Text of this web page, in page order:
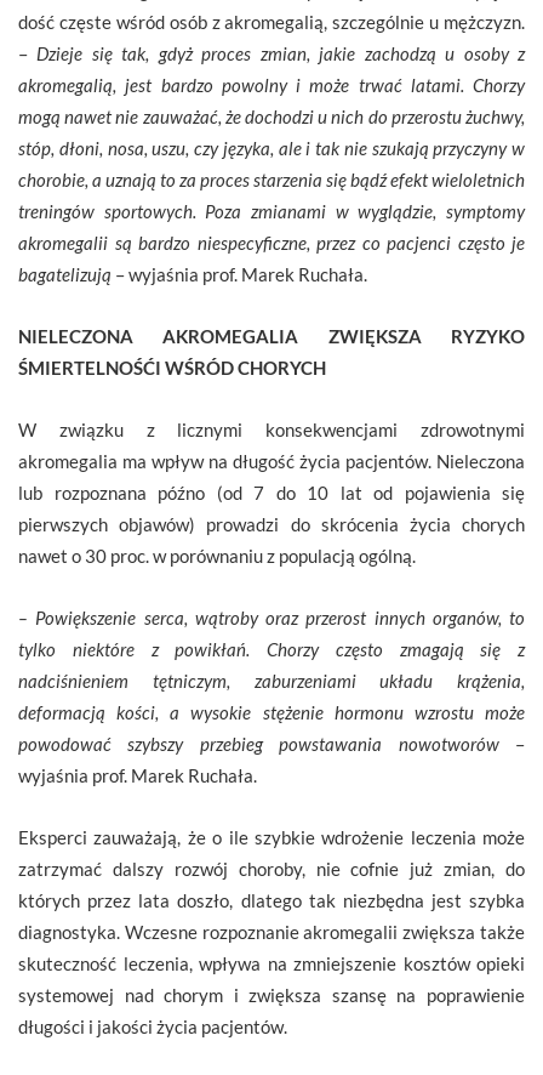
dość częste wśród osób z akromegalią, szczególnie u mężczyzn.
– Dzieje się tak, gdyż proces zmian, jakie zachodzą u osoby z
akromegalią, jest bardzo powolny i może trwać latami. Chorzy
mogą nawet nie zauważać, że dochodzi u nich do przerostu żuchwy,
stóp, dłoni, nosa, uszu, czy języka, ale i tak nie szukają przyczyny w
chorobie, a uznają to za proces starzenia się bądź efekt wieloletnich
treningów sportowych. Poza zmianami w wyglądzie, symptomy
akromegalii są bardzo niespecyficzne, przez co pacjenci często je
bagatelizują – wyjaśnia prof. Marek Ruchała.
NIELECZONA AKROMEGALIA ZWIĘKSZA RYZYKO
ŚMIERTELNOŚĆI WŚRÓD CHORYCH
W związku z licznymi konsekwencjami zdrowotnymi
akromegalia ma wpływ na długość życia pacjentów. Nieleczona
lub rozpoznana późno (od 7 do 10 lat od pojawienia się
pierwszych objawów) prowadzi do skrócenia życia chorych
nawet o 30 proc. w porównaniu z populacją ogólną.
– Powiększenie serca, wątroby oraz przerost innych organów, to
tylko niektóre z powikłań. Chorzy często zmagają się z
nadciśnieniem tętniczym, zaburzeniami układu krążenia,
deformacją kości, a wysokie stężenie hormonu wzrostu może
powodować szybszy przebieg powstawania nowotworów–
wyjaśnia prof. Marek Ruchała.
Eksperci zauważają, że o ile szybkie wdrożenie leczenia może
zatrzymać dalszy rozwój choroby, nie cofnie już zmian, do
których przez lata doszło, dlatego tak niezbędna jest szybka
diagnostyka. Wczesne rozpoznanie akromegalii zwiększa także
skuteczność leczenia, wpływa na zmniejszenie kosztów opieki
systemowej nad chorym i zwiększa szansę na poprawienie
długości i jakości życia pacjentów.